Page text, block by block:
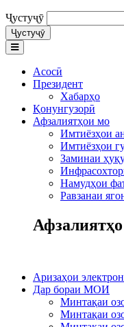
Ҷустуҷӯ
Асосӣ
Президент
Хабарҳо
Қонунгузорӣ
Афзалиятҳои мо
Имтиёзҳои
Имтиёзҳои
Заминаи
Намудҳои
Равзанаи
Афзалиятҳо
Аризаҳои
Дар бораи МОИ
Минтақаи
Минтақаи